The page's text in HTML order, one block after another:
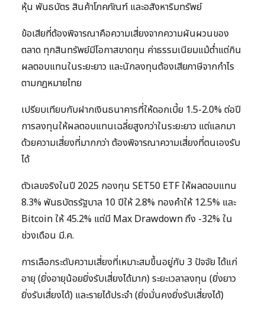
หุ้น พันธบัตร สินค้าโภคภัณฑ์ และอสังหาริมทรัพย์
ข้อเสียที่ต้องพิจารณาคือความเสี่ยงจากความผันผวนของ
ตลาด ทุกสินทรัพย์มีโอกาสขาดทุน ค่าธรรมเนียมแม้ต่ำแต่กิน
ผลตอบแทนในระยะยาว และนักลงทุนต้องเสียภาษีจากกำไร
ตามกฎหมายไทย
เปรียบเทียบกับฝากเงินธนาคารที่ให้ดอกเบี้ย 1.5-2.0% ต่อปี
การลงทุนให้ผลตอบแทนเฉลี่ยสูงกว่าในระยะยาว แต่แลกมา
ด้วยความเสี่ยงที่มากกว่า ต้องพิจารณาความเสี่ยงที่ตนเองรับ
ได้
ตัวเลขจริงในปี 2025 กองทุน SET50 ETF ให้ผลตอบแทน
8.3% พันธบัตรรัฐบาล 10 ปีให้ 2.8% ทองคำให้ 12.5% และ
Bitcoin ให้ 45.2% แต่มี Max Drawdown ถึง -32% ใน
ช่วงเดือน มี.ค.
การเลือกระดับความเสี่ยงที่เหมาะสมขึ้นอยู่กับ 3 ปัจจัย ได้แก่
อายุ (ยิ่งอายุน้อยยิ่งรับเสี่ยงได้มาก) ระยะเวลาลงทุน (ยิ่งยาว
ยิ่งรับเสี่ยงได้) และรายได้ประจำ (ยิ่งมั่นคงยิ่งรับเสี่ยงได้)